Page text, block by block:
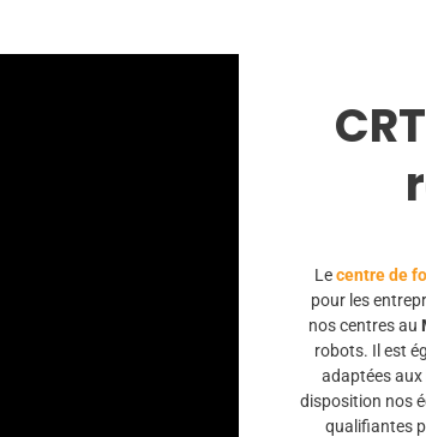
Lecentre de
pour les
nos centres au
robots. Il est
adaptées aux
disposition nos
qualifiantes